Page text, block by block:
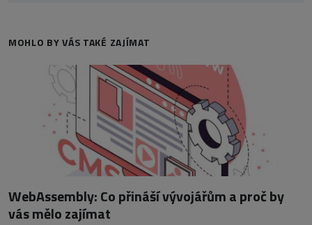
MOHLO BY VÁS TAKÉ ZAJÍMAT
WebAssembly: Co přináší vývojářům a proč by
vás mělo zajímat